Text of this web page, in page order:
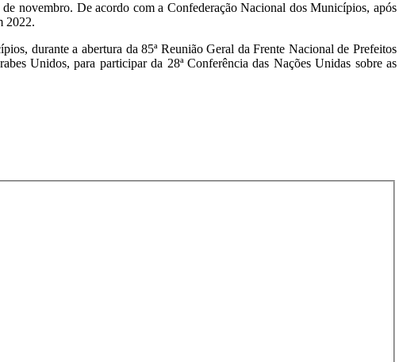
novembro. De acordo com a Confederação Nacional dos Municípios, após
2022.
durante a abertura da 85ª Reunião Geral da Frente Nacional de Prefeitos
Unidos, para participar da 28ª Conferência das Nações Unidas sobre as